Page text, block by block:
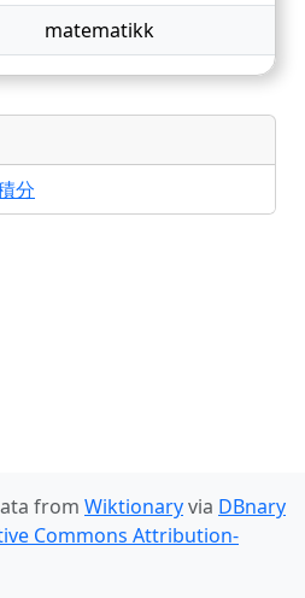
matematikk
分
from Wiktionaryvia DBnary
Commons Attribution-